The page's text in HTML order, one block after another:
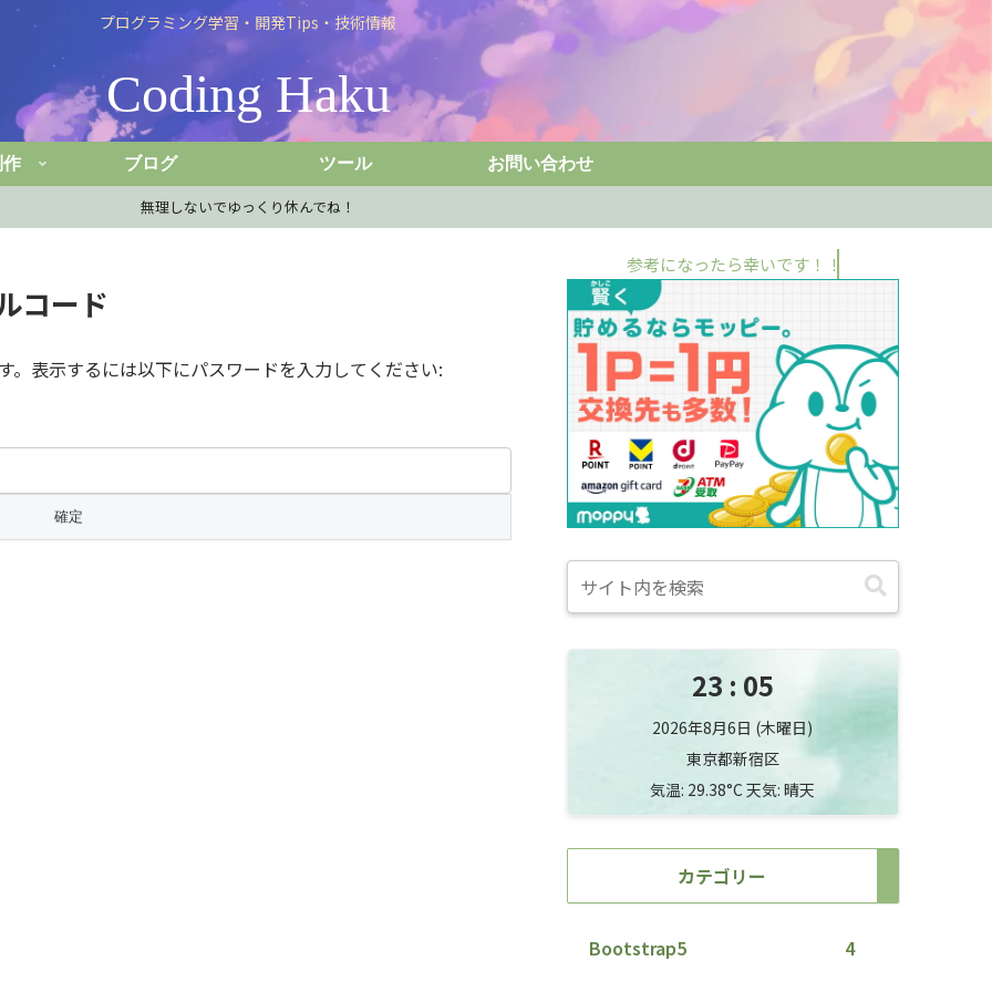
プログラミング学習・開発Tips・技術情報
Coding Haku
ブログ ツール お問い合わせ
無理しないでゆっくり休んでね！
コード
表示するには以下にパスワードを入力してください:
参考になったら幸いです！！
23 05
2026年8月6日 (木曜日)
東京都新宿区
気温: 29.38°C 天気: 晴天
カテゴリー
Bootstrap5
4